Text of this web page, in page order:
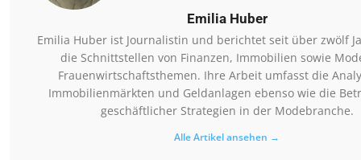
Emilia Huber
Emilia Huber ist Journalistin und berichtet seit über zwölf
die Schnittstellen von Finanzen, Immobilien sowie
Frauenwirtschaftsthemen. Ihre Arbeit umfasst die
Immobilienmärkten und Geldanlagen ebenso wie die
geschäftlicher Strategien in der Modebranche.
Alle Artikel ansehen →